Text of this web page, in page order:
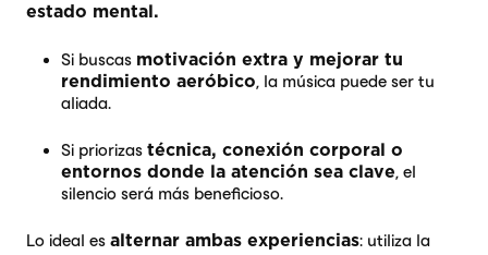
estado mental.
Si buscas motivación extra y mejorar tu
rendimiento aeróbico, la música puede ser tu
aliada.
Si priorizas técnica, conexión corporal o
entornos donde la atención sea clave, el
silencio será más beneficioso.
Lo ideal es alternar ambas experiencias: utiliza la